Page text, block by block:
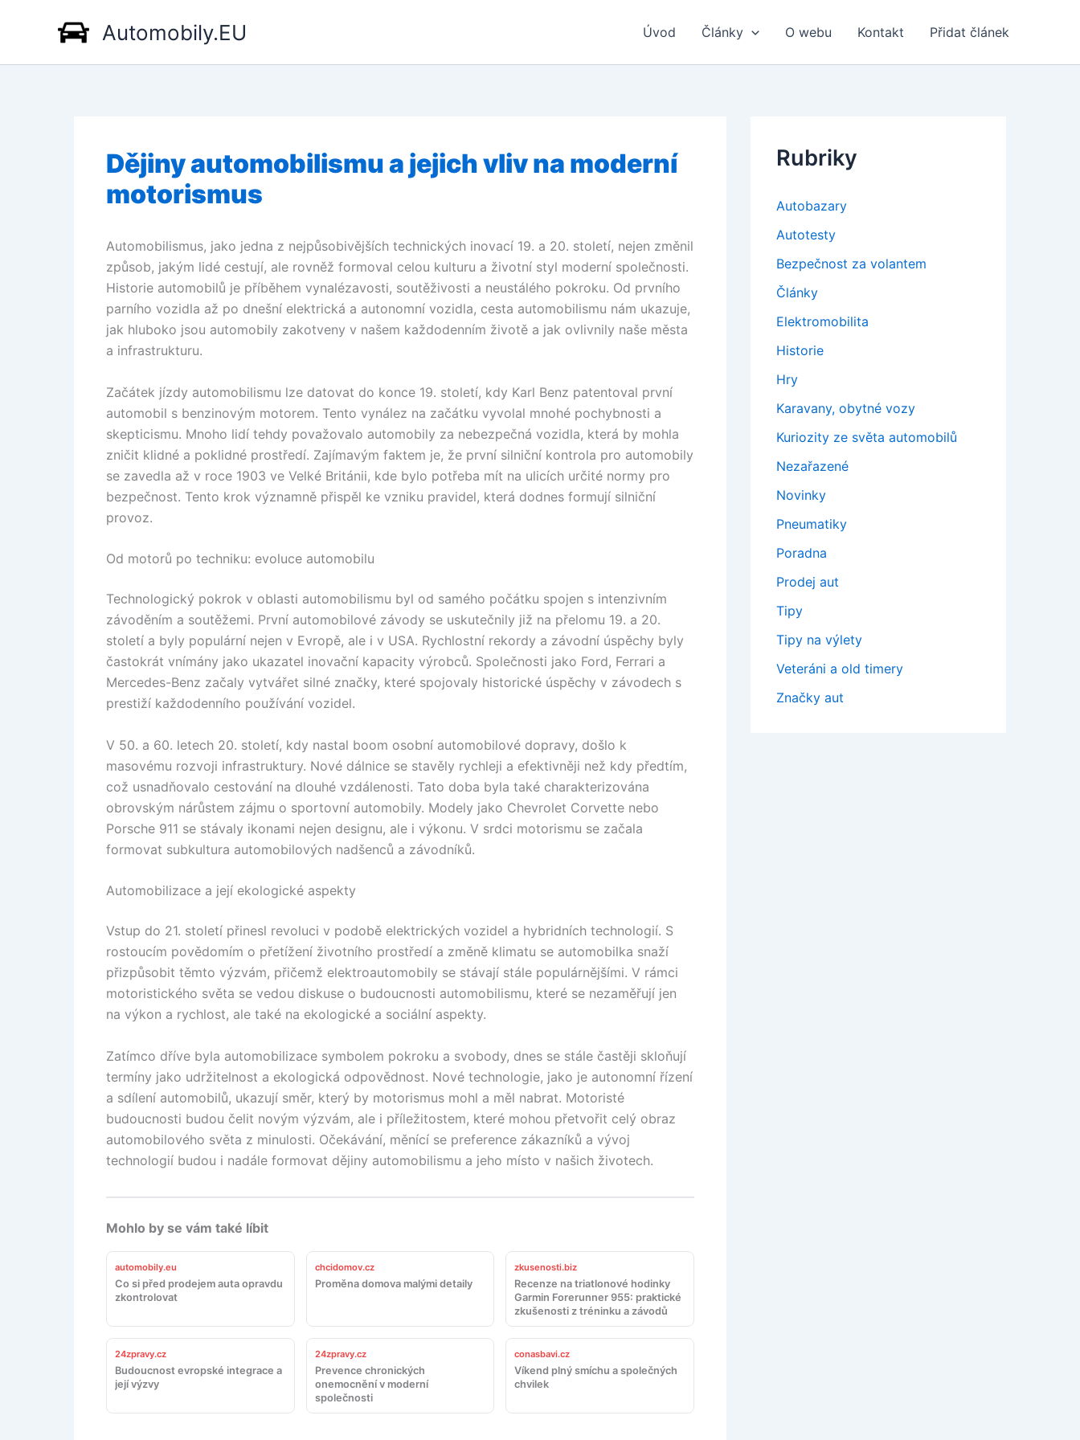
Automobily.EU Úvod Články O webu Kontakt Přidat článek
Dějiny automobilismu a jejich vliv na moderní
motorismus
Automobilismus, jako jedna z nejpůsobivějších technických inovací 19. a 20. století, nejen změnil
způsob, jakým lidé cestují, ale rovněž formoval celou kulturu a životní styl moderní společnosti.
Historie automobilů je příběhem vynalézavosti, soutěživosti a neustálého pokroku. Od prvního
parního vozidla až po dnešní elektrická a autonomní vozidla, cesta automobilismu nám ukazuje,
jak hluboko jsou automobily zakotveny v našem každodenním životě a jak ovlivnily naše města
a infrastrukturu.
Začátek jízdy automobilismu lze datovat do konce 19. století, kdy Karl Benz patentoval první
automobil s benzinovým motorem. Tento vynález na začátku vyvolal mnohé pochybnosti a
skepticismu. Mnoho lidí tehdy považovalo automobily za nebezpečná vozidla, která by mohla
zničit klidné a poklidné prostředí. Zajímavým faktem je, že první silniční kontrola pro automobily
se zavedla až v roce 1903 ve Velké Británii, kde bylo potřeba mít na ulicích určité normy pro
bezpečnost. Tento krok významně přispěl ke vzniku pravidel, která dodnes formují silniční
provoz.
Od motorů po techniku: evoluce automobilu
Technologický pokrok v oblasti automobilismu byl od samého počátku spojen s intenzivním
závoděním a soutěžemi. První automobilové závody se uskutečnily již na přelomu 19. a 20.
století a byly populární nejen v Evropě, ale i v USA. Rychlostní rekordy a závodní úspěchy byly
častokrát vnímány jako ukazatel inovační kapacity výrobců. Společnosti jako Ford, Ferrari a
Mercedes-Benz začaly vytvářet silné značky, které spojovaly historické úspěchy v závodech s
prestiží každodenního používání vozidel.
V 50. a 60. letech 20. století, kdy nastal boom osobní automobilové dopravy, došlo k
masovému rozvoji infrastruktury. Nové dálnice se stavěly rychleji a efektivněji než kdy předtím,
což usnadňovalo cestování na dlouhé vzdálenosti. Tato doba byla také charakterizována
obrovským nárůstem zájmu o sportovní automobily. Modely jako Chevrolet Corvette nebo
Porsche 911 se stávaly ikonami nejen designu, ale i výkonu. V srdci motorismu se začala
formovat subkultura automobilových nadšenců a závodníků.
Automobilizace a její ekologické aspekty
Vstup do 21. století přinesl revoluci v podobě elektrických vozidel a hybridních technologií. S
rostoucím povědomím o přetížení životního prostředí a změně klimatu se automobilka snaží
přizpůsobit těmto výzvám, přičemž elektroautomobily se stávají stále populárnějšími. V rámci
motoristického světa se vedou diskuse o budoucnosti automobilismu, které se nezaměřují jen
na výkon a rychlost, ale také na ekologické a sociální aspekty.
Zatímco dříve byla automobilizace symbolem pokroku a svobody, dnes se stále častěji skloňují
termíny jako udržitelnost a ekologická odpovědnost. Nové technologie, jako je autonomní řízení
a sdílení automobilů, ukazují směr, který by motorismus mohl a měl nabrat. Motoristé
budoucnosti budou čelit novým výzvám, ale i příležitostem, které mohou přetvořit celý obraz
automobilového světa z minulosti. Očekávání, měnící se preference zákazníků a vývoj
technologií budou i nadále formovat dějiny automobilismu a jeho místo v našich životech.
Mohlo by se vám také líbit
automobily.eu
Co si před prodejem auta opravdu
zkontrolovat
chcidomov.cz
Proměna domova malými detaily
zkusenosti.biz
Recenze na triatlonové hodinky
Garmin Forerunner 955: praktické
zkušenosti z tréninku a závodů
24zpravy.cz
Budoucnost evropské integrace a
její výzvy
24zpravy.cz
Prevence chronických
onemocnění v moderní
společnosti
conasbavi.cz
Víkend plný smíchu a společných
chvilek
Rubriky
Autobazary
Autotesty
Bezpečnost za volantem
Články
Elektromobilita
Historie
Hry
Karavany, obytné vozy
Kuriozity ze světa automobilů
Nezařazené
Novinky
Pneumatiky
Poradna
Prodej aut
Tipy
Tipy na výlety
Veteráni a old timery
Značky aut